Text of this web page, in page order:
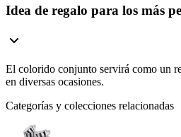
Idea de regalo para los más
El colorido conjunto servirá como un
en diversas ocasiones.
Categorías y colecciones relacionadas